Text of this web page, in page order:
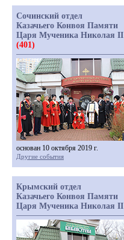
Сочинский отдел
Казачьего Конвоя Памяти
Царя Мученика Николая II
(401)
основан 10 октября 2019 г.
Другие события
Крымский отдел
Казачьего Конвоя Памяти
Царя Мученика Николая II